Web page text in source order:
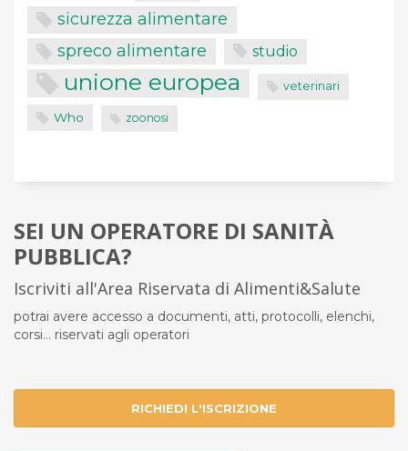
sicurezza alimentare
spreco alimentare studio
unione europea veterinari
Who zoonosi
SEI UN OPERATORE DI SANITÀ
PUBBLICA?
Iscriviti all'Area Riservata di Alimenti&Salute
potrai avere accesso a documenti, atti, protocolli, elenchi,
corsi... riservati agli operatori
RICHIEDI L'ISCRIZIONE